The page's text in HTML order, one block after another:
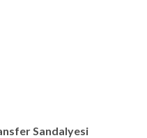
Sandalyesi